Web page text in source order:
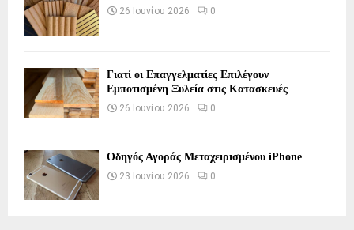
26 Ιουνίου 2026 0
Γιατί οι Επαγγελματίες Επιλέγουν
Εμποτισμένη Ξυλεία στις Κατασκευές
26 Ιουνίου 2026 0
Οδηγός Αγοράς Μεταχειρισμένου iPhone
23 Ιουνίου 2026 0